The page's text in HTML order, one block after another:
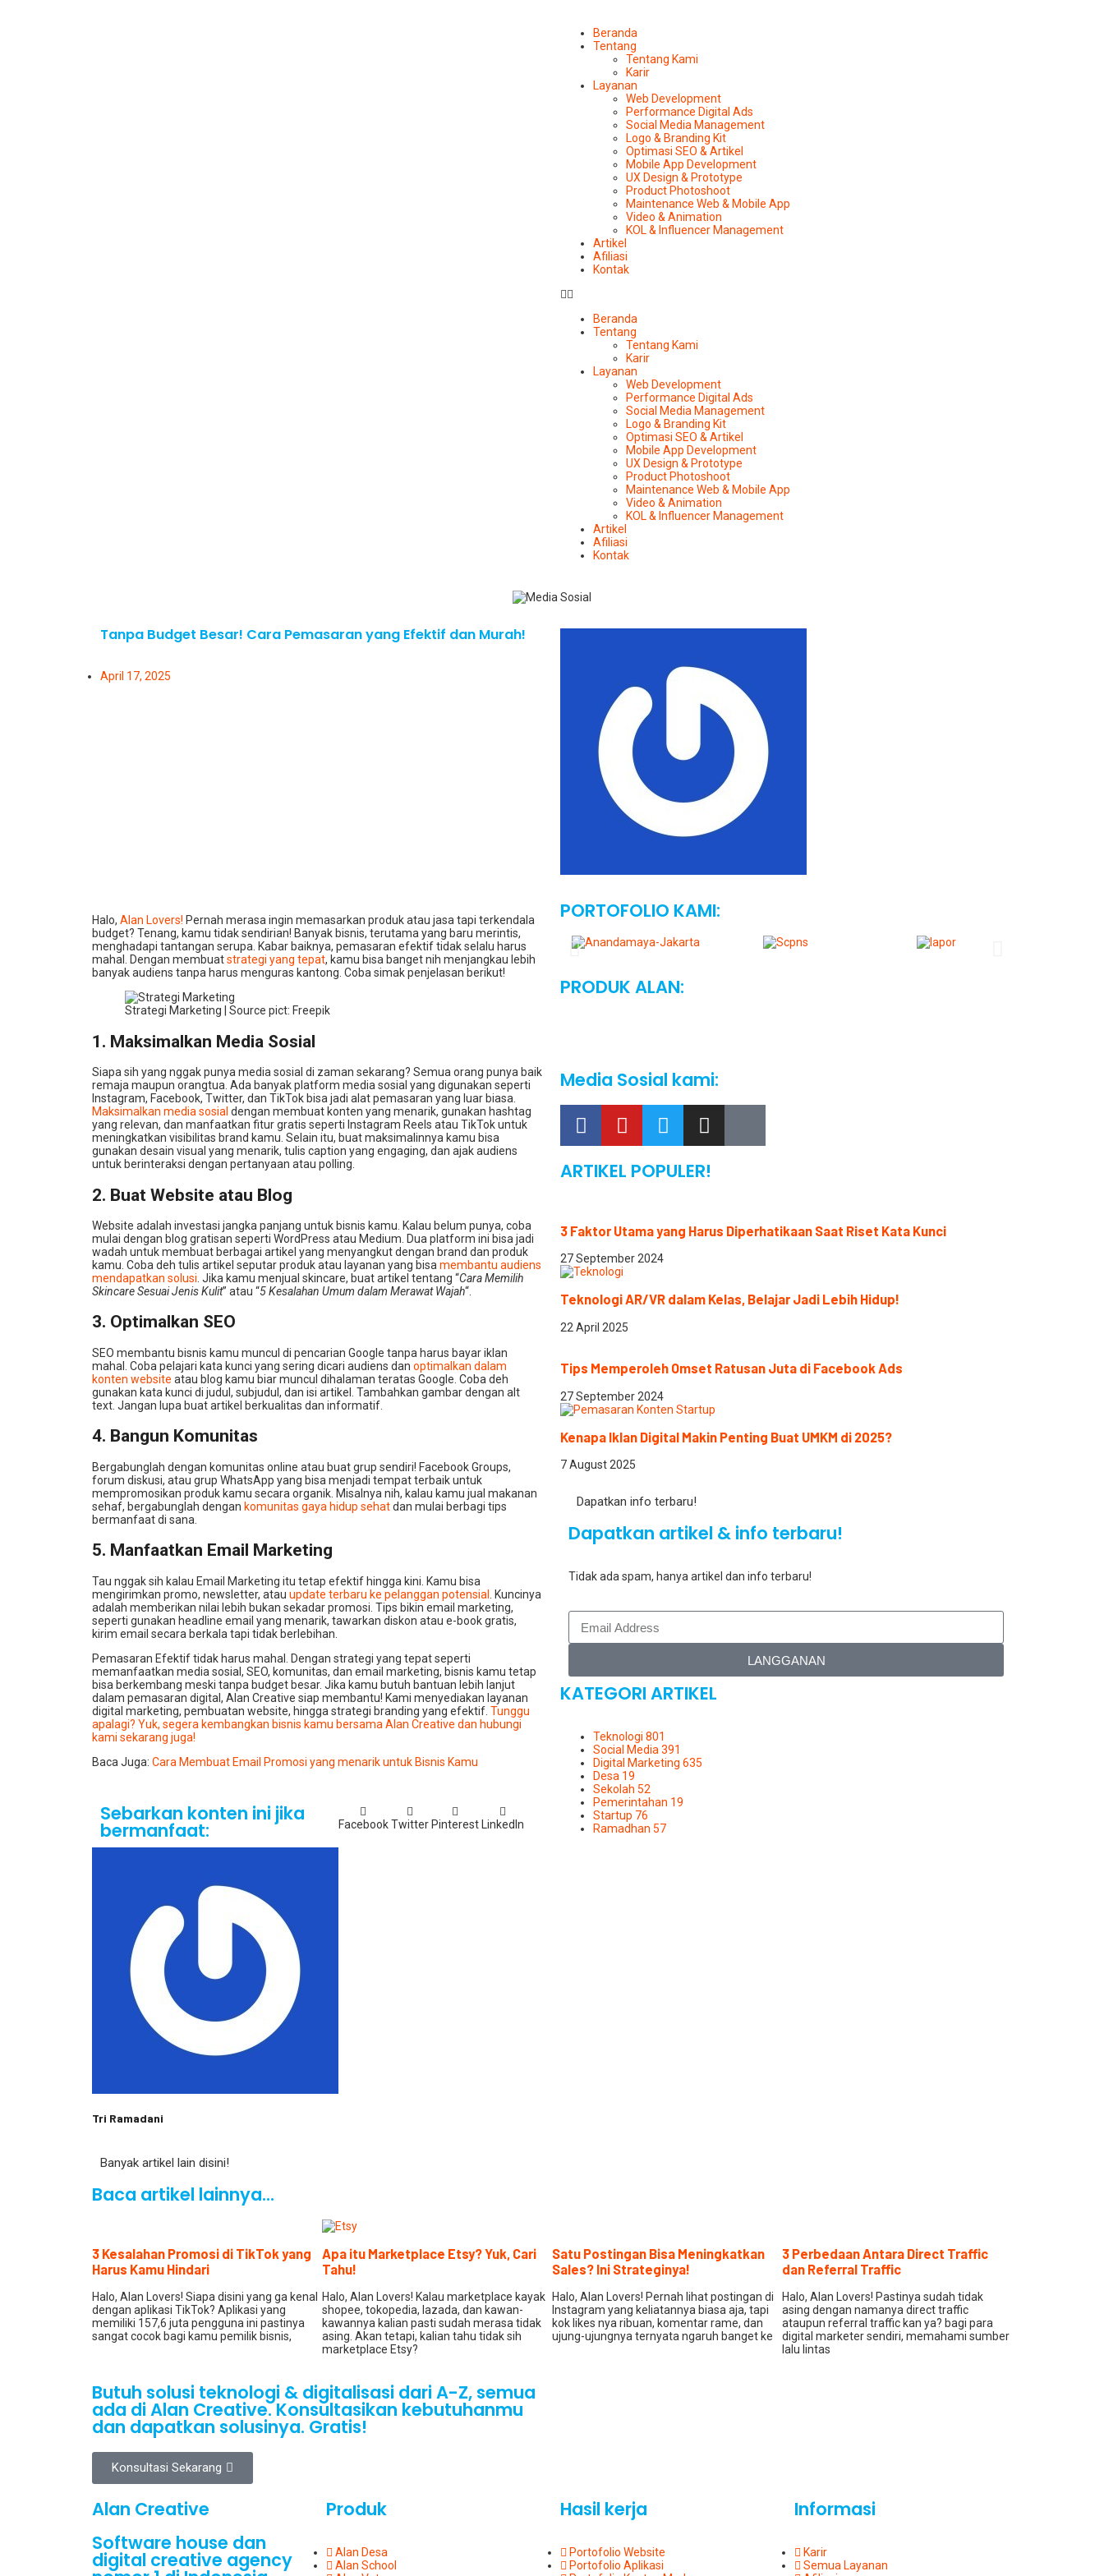
Beranda
Tentang
Tentang Kami
Karir
Layanan
Web Development
Performance Digital Ads
Social Media Management
Logo & Branding Kit
Optimasi SEO & Artikel
Mobile App Development
UX Design & Prototype
Product Photoshoot
Maintenance Web & Mobile App
Video & Animation
KOL & Influencer Management
Artikel
Afiliasi
Kontak
Beranda
Tentang
Tentang Kami
Karir
Layanan
Web Development
Performance Digital Ads
Social Media Management
Logo & Branding Kit
Optimasi SEO & Artikel
Mobile App Development
UX Design & Prototype
Product Photoshoot
Maintenance Web & Mobile App
Video & Animation
KOL & Influencer Management
Artikel
Afiliasi
Kontak
Tanpa Budget Besar! Cara Pemasaran yang Efektif dan Murah!
April 17, 2025
Halo, Alan Lovers! Pernah merasa ingin memasarkan produk atau jasa tapi terkendala
budget? Tenang, kamu tidak sendirian! Banyak bisnis, terutama yang baru merintis,
menghadapi tantangan serupa. Kabar baiknya, pemasaran efektif tidak selalu harus
mahal. Dengan membuatstrategi yang tepat, kamu bisa banget nih menjangkau lebih
banyak audiens tanpa harus menguras kantong. Coba simak penjelasan berikut!
Strategi Marketing | Source pict: Freepik
1. Maksimalkan Media Sosial
Siapa sih yang nggak punya media sosial di zaman sekarang? Semua orang punya baik
remaja maupun orangtua. Ada banyak platform media sosial yang digunakan seperti
Instagram, Facebook, Twitter, dan TikTok bisa jadi alat pemasaran yang luar biasa.
Maksimalkan media sosial dengan membuat konten yang menarik, gunakan hashtag
yang relevan, dan manfaatkan fitur gratis seperti Instagram Reels atau TikTok untuk
meningkatkan visibilitas brand kamu. Selain itu, buat maksimalinnya kamu bisa
gunakan desain visual yang menarik, tulis caption yang engaging, dan ajak audiens
untuk berinteraksi dengan pertanyaan atau polling.
2. Buat Website atau Blog
Website adalah investasi jangka panjang untuk bisnis kamu. Kalau belum punya, coba
mulai dengan blog gratisan seperti WordPress atau Medium. Dua platform ini bisa jadi
wadah untuk membuat berbagai artikel yang menyangkut dengan brand dan produk
kamu. Coba deh tulis artikel seputar produk atau layanan yang bisa membantu audiens
mendapatkan solusi . Jika kamu menjual skincare, buat artikel tentang “Cara Memilih
Skincare Sesuai Jenis Kulit” atau “5 Kesalahan Umum dalam Merawat Wajah“.
3. Optimalkan SEO
SEO membantu bisnis kamu muncul di pencarian Google tanpa harus bayar iklan
mahal. Coba pelajari kata kunci yang sering dicari audiens dan optimalkan dalam
konten website atau blog kamu biar muncul dihalaman teratas Google. Coba deh
gunakan kata kunci di judul, subjudul, dan isi artikel. Tambahkan gambar dengan alt
text. Jangan lupa buat artikel berkualitas dan informatif.
4. Bangun Komunitas
Bergabunglah dengan komunitas online atau buat grup sendiri! Facebook Groups,
forum diskusi, atau grup WhatsApp yang bisa menjadi tempat terbaik untuk
mempromosikan produk kamu secara organik. Misalnya nih, kalau kamu jual makanan
sehaf, bergabunglah dengan komunitas gaya hidup sehatdan mulai berbagi tips
bermanfaat di sana.
5. Manfaatkan Email Marketing
Tau nggak sih kalau Email Marketing itu tetap efektif hingga kini. Kamu bisa
mengirimkan promo, newsletter, atau update terbaru ke pelanggan potensial . Kuncinya
adalah memberikan nilai lebih bukan sekadar promosi. Tips bikin email marketing,
seperti gunakan headline email yang menarik, tawarkan diskon atau e-book gratis,
kirim email secara berkala tapi tidak berlebihan.
Pemasaran Efektif tidak harus mahal. Dengan strategi yang tepat seperti
memanfaatkan media sosial, SEO, komunitas, dan email marketing, bisnis kamu tetap
bisa berkembang meski tanpa budget besar. Jika kamu butuh bantuan lebih lanjut
dalam pemasaran digital, Alan Creative siap membantu! Kami menyediakan layanan
digital marketing, pembuatan website, hingga strategi branding yang efektif. Tunggu
apalagi? Yuk, segera kembangkan bisnis kamu bersama Alan Creative dan hubungi
kami sekarang juga!
Baca Juga: Cara Membuat Email Promosi yang menarik untuk Bisnis Kamu
Sebarkan konten ini jika
bermanfaat: Facebook Twitter Pinterest LinkedIn
Tri Ramadani
PORTOFOLIO KAMI:
PRODUK ALAN:
Media Sosial kami:
ARTIKEL POPULER!
3 Faktor Utama yang Harus Diperhatikaan Saat Riset Kata Kunci
27 September 2024
Teknologi AR/VR dalam Kelas, Belajar Jadi Lebih Hidup!
22 April 2025
Tips Memperoleh Omset Ratusan Juta di Facebook Ads
27 September 2024
Kenapa Iklan Digital Makin Penting Buat UMKM di 2025?
7 August 2025
Dapatkan info terbaru!
Dapatkan artikel & info terbaru!
Tidak ada spam, hanya artikel dan info terbaru!
LANGGANAN
KATEGORI ARTIKEL
Teknologi 801
Social Media391
Digital Marketing 635
Desa 19
Sekolah 52
Pemerintahan 19
Startup 76
Ramadhan 57
Banyak artikel lain disini!
Baca artikel lainnya...
3 Kesalahan Promosi di TikTok yang
Harus Kamu Hindari
Halo, Alan Lovers! Siapa disini yang ga kenal
dengan aplikasi TikTok? Aplikasi yang
memiliki 157,6 juta pengguna ini pastinya
sangat cocok bagi kamu pemilik bisnis,
Apa itu Marketplace Etsy? Yuk, Cari
Tahu!
Halo, Alan Lovers! Kalau marketplace kayak
shopee, tokopedia, lazada, dan kawan-
kawannya kalian pasti sudah merasa tidak
asing. Akan tetapi, kalian tahu tidak sih
marketplace Etsy?
Satu Postingan Bisa Meningkatkan
Sales? Ini Strateginya!
Halo, Alan Lovers! Pernah lihat postingan di
Instagram yang keliatannya biasa aja, tapi
kok likes nya ribuan, komentar rame, dan
ujung-ujungnya ternyata ngaruh banget ke
3 Perbedaan Antara Direct Traffic
dan Referral Traffic
Halo, Alan Lovers! Pastinya sudah tidak
asing dengan namanya direct traffic
ataupun referral traffic kan ya? bagi para
digital marketer sendiri, memahami sumber
lalu lintas
Butuh solusi teknologi & digitalisasi dari A-Z, semua
ada di Alan Creative. Konsultasikan kebutuhanmu
dan dapatkan solusinya. Gratis!
Konsultasi Sekarang
Alan Creative
Software house dan
digital creative agency
Produk
Alan Desa
Alan School
Hasil kerja
Portofolio Website
Portofolio Aplikasi
Informasi
Karir
Semua Layanan